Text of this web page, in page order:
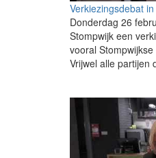
Verkiezingsdebat
Donderdag 26
Stompwijk een
vooral
Vrijwel alle partijen